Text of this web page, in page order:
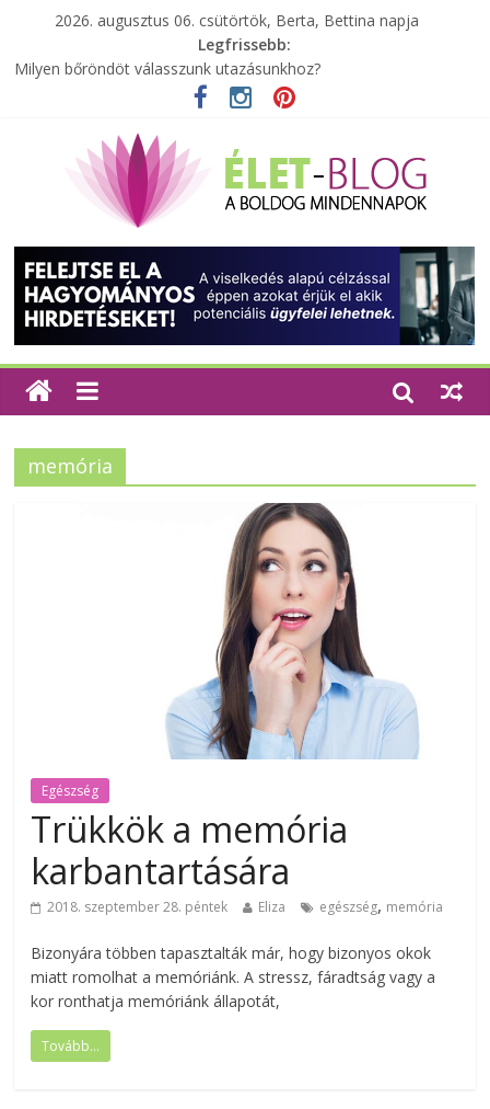
2026. augusztus 06. csütörtök, Berta, Bettina napja
Legfrissebb:
Milyen bőröndöt válasszunk utazásunkhoz?
Elérhető zöld energia mindenki számára
Különleges tömörfa ládák Indiából
A zöld forradalom: A mosó- és parfümtermékek környezetbarát
szempontjainak erősítése
memória
Egészség
Trükkök a memória
karbantartására
2018. szeptember 28. péntek Eliza egészség, memória
Bizonyára többen tapasztalták már, hogy bizonyos okok
miatt romolhat a memóriánk. A stressz, fáradtság vagy a
kor ronthatja memóriánk állapotát,
Tovább...